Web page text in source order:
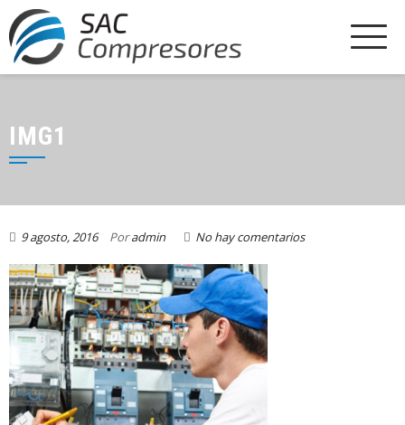
IMG1
9 agosto, 2016 Poradmin No hay comentarios